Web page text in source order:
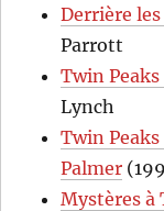
Derrière
Parrott
Twin
Lynch
Twin
Palmer
Mystères à